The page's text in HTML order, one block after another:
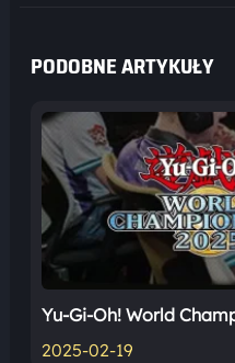
PODOBNE ARTYKUŁY
Yu-Gi-Oh! World
2025-02-19